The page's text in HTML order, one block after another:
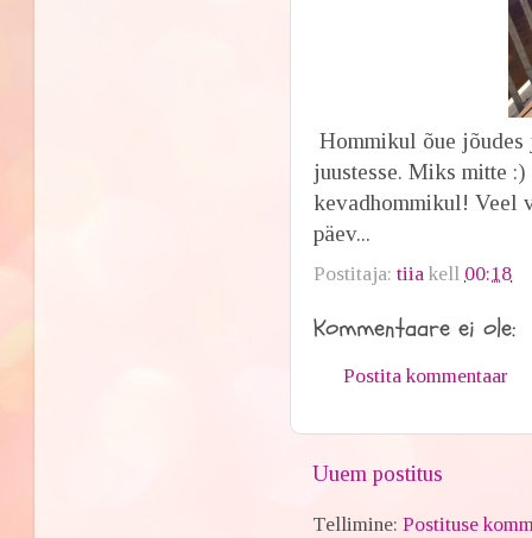
Hommikul õue
juustesse. Miks mitte
kevadhommikul! Veel
päev...
Postitaja:tiia kell 00:18
Kommentaare ei ole:
Postita kommentaar
Uuem postitus
Tellimine:Postituse